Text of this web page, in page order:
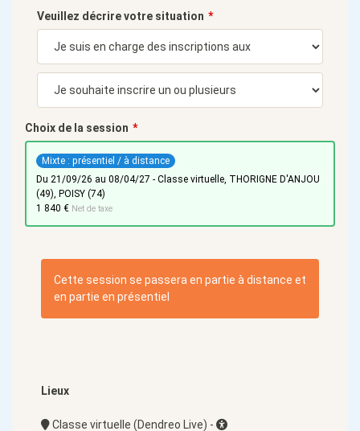
Veuillez décrire votre situation
Choix de la session
Mixte : présentiel / à distance
du 21/09/26 au 08/04/27 - Classe virtuelle, THORIGNE D'ANJOU
(49), POISY (74)
1 840 € Net de taxe
Cette session se passera en partie à distance et
en partie en présentiel
Lieux
Classe virtuelle (Dendreo Live) -